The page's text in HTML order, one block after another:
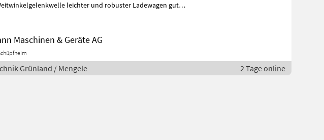
leichter und robuster Ladewagen guter
Maschinen & Geräte AG
Grünland / Mengele 2 Tage online